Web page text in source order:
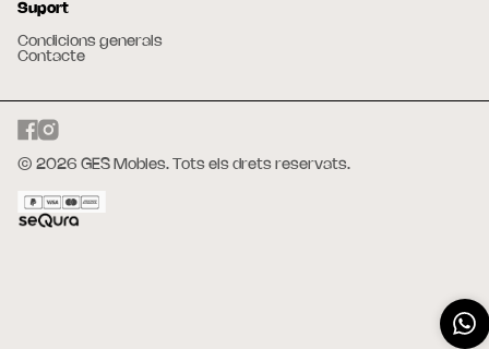
Suport
Condicions generals
Contacte
© 2026 GES Mobles. Tots els drets reservats.